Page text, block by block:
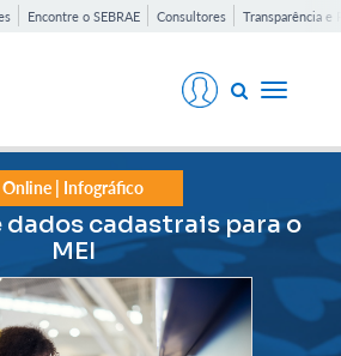
Encontre o SEBRAE Consultores Transparência e
Toggle
Online | Infográfico
cadastrais para o
MEI